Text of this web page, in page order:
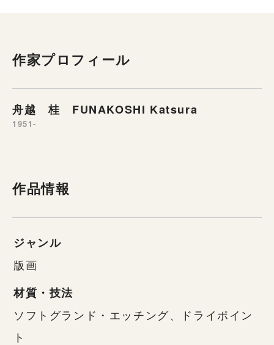
作家プロフィール
舟越 桂 FUNAKOSHI Katsura
1951-
作品情報
ジャンル
版画
材質・技法
ソフトグランド・エッチング、ドライポイン
ト